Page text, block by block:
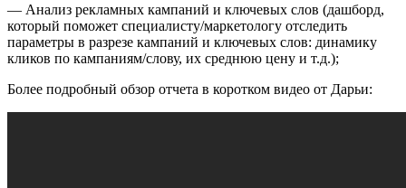
— Анализ рекламных кампаний и ключевых слов (дашборд,
который поможет специалисту/маркетологу отследить
параметры в разрезе кампаний и ключевых слов: динамику
кликов по кампаниям/слову, их среднюю цену и т.д.);
Более подробный обзор отчета в коротком видео от Дарьи: